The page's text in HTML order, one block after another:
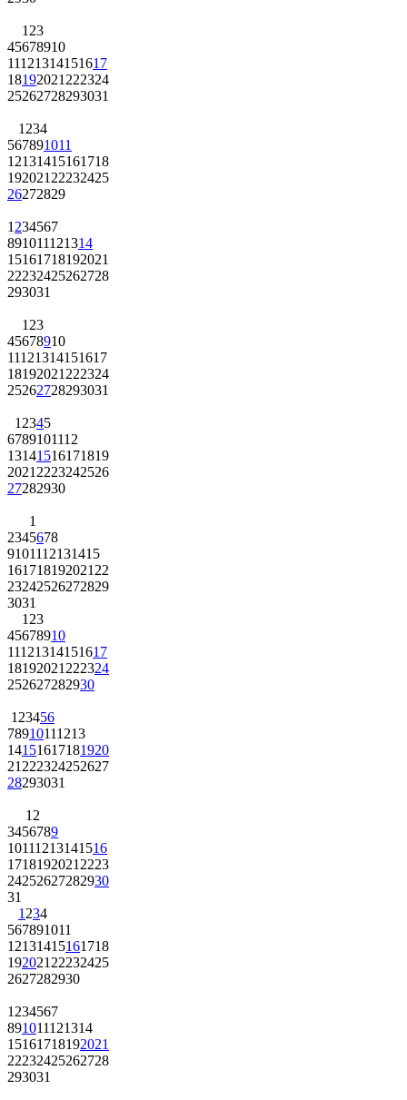
1 23
45678910
11121314151617
18192021 222324
25262728293031
1 234
567891011
12131415161718
192021 22232425
26272829
1 234567
891011121314
15161718192021
22232425262728
293031
1 23
45678910
11121314151617
18192021 222324
25262728293031
1 2345
6789101112
13141516171819
2021 2223242526
27282930
1
2345678
9101112131415
161718192021 22
23242526272829
3031
1 23
45678910
11121314151617
18192021 222324
252627282930
1 23456
78910111213
14151617181920
21 222324252627
28293031
1 2
3456789
10111213141516
1718192021 2223
24252627282930
31
1 234
567891011
12131415161718
192021 22232425
2627282930
1 234567
891011121314
15161718192021
22232425262728
293031